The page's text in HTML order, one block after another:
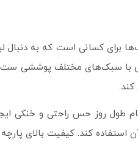
برای کسانی است که به
با سبک‌های مختلف پوششی ست
کند.
روز حس راحتی و خنکی
استفاده کند. کیفیت بالای